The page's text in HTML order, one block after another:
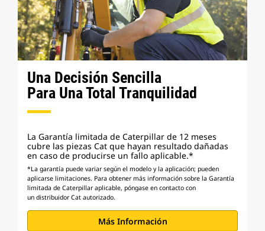
Una Decisión Sencilla
Para Una Total Tranquilidad
La Garantía limitada de Caterpillar de 12 meses
cubre las piezas Cat que hayan resultado dañadas
en caso de producirse un fallo aplicable.*
*La garantía puede variar según el modelo y la aplicación; pueden
aplicarse limitaciones. Para obtener más información sobre la Garantía
limitada de Caterpillar aplicable, póngase en contacto con
un distribuidor Cat autorizado.
Más Información